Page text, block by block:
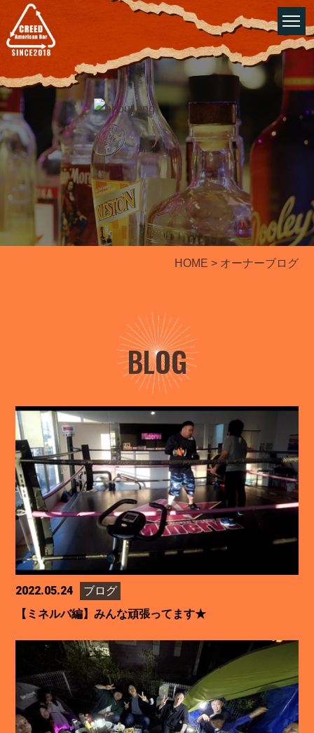
HOME > オーナーブログ
BLOG
2022.05.24
ブログ
【ミネルバ編】みんな頑張ってます★